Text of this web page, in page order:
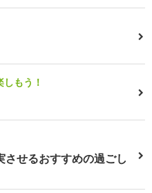
もう！
せるおすすめの過ごし